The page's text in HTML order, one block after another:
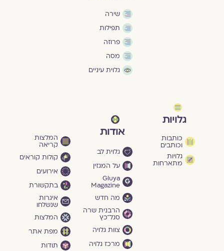
שירה
תפילות
פרוזה
מסה
גלוית עיניים
גלויות
כותבות
וכותבים
גלויות
מתארחות
אודות
גלוית לב
על המגזין
Gluya
Magazine
מה חדש
הרבנית שרה
סגל־כץ
צוות גלויה
מרכז גלויה
המלצות
קריאה
קולות קוראים
אירועים
בתקשורת
איגרות
שנשלחו
המלצות
מפת אתר
תודות